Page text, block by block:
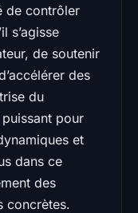
de contrôler
s’agisse
de soutenir
des
du
pour
et
dans ce
des
concrètes.